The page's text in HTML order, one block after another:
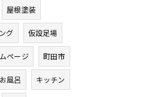
屋根塗装
グ 仮設足場
ページ 町田市
お風呂 キッチン